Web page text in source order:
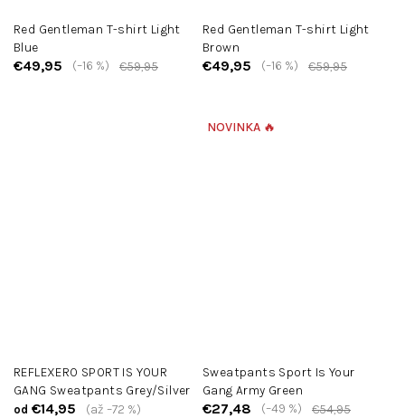
Red Gentleman T-shirt Light
Blue
€49,95 €59,95
(–16 %)
Red Gentleman T-shirt Light
Brown
€49,95 €59,95
(–16 %)
REFLEXERO SPORT IS YOUR
GANG Sweatpants Grey/Silver
od €14,95 (až –72 %)
NOVINKA 🔥
Sweatpants Sport Is Your
Gang Army Green
€27,48 €54,95
(–49 %)